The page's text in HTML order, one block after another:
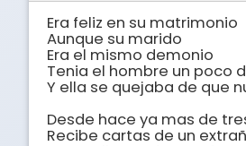
Era feliz en su matrimonio
Aunque su marido
Era el mismo demonio
Tenia el hombre un poco
Y ella se quejaba de que
Desde hace ya mas de
Recibe cartas de un